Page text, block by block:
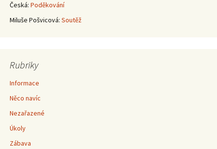
Česká: Poděkování
Miluše Pošvicová: Soutěž
Rubriky
Informace
Něco navíc
Nezařazené
Úkoly
Zábava